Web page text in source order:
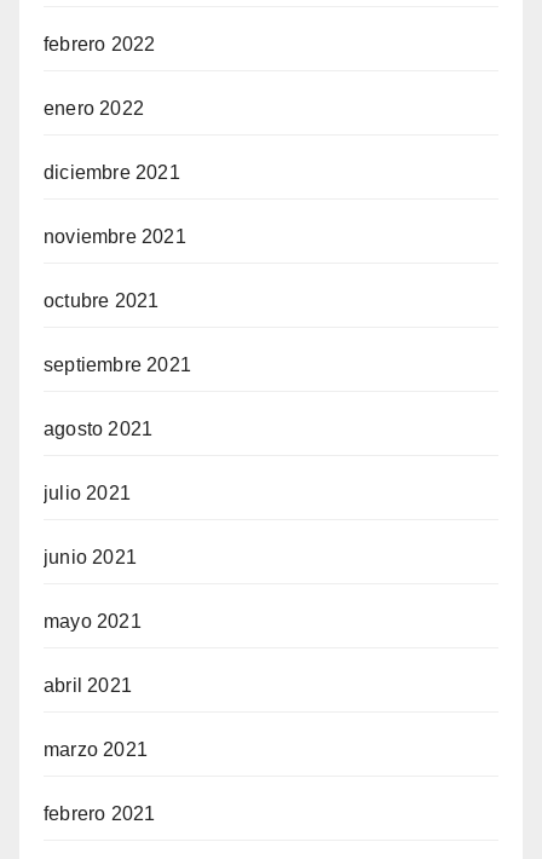
febrero 2022
enero 2022
diciembre 2021
noviembre 2021
octubre 2021
septiembre 2021
agosto 2021
julio 2021
junio 2021
mayo 2021
abril 2021
marzo 2021
febrero 2021